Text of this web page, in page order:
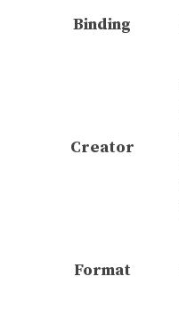
Binding
Creator
Format